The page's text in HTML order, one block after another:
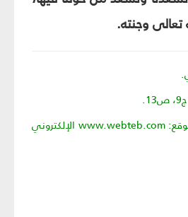
وجنته.
2- الوسواس القهري، موقع: www.webteb.com الإلكتروني